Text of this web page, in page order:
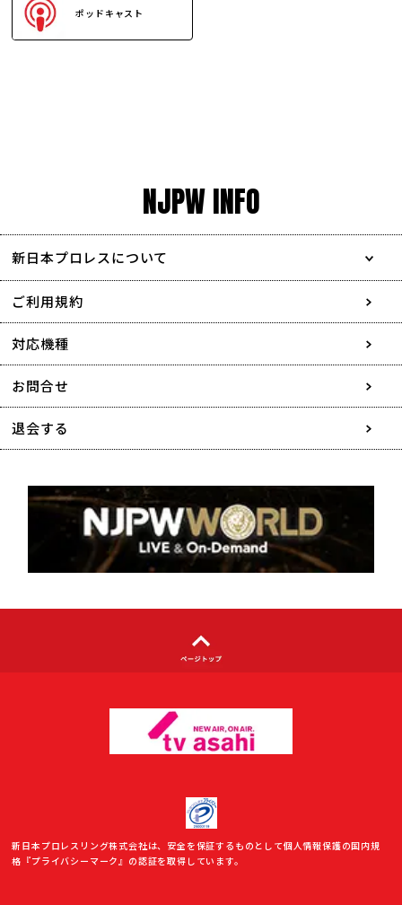
ポッドキャスト
NJPW INFO
新日本プロレスについて
会社情報
採用情報
協賛・広告媒体のご案内
特定商取引に関する表記
著作権について
利用者情報の外部送信について
ご利用規約
対応機種
お問合せ
退会する
新日本プロレスリング株式会社は、安全を保証するものとして個人情報保護の国内規
格『プライバシーマーク』の認証を取得しています。